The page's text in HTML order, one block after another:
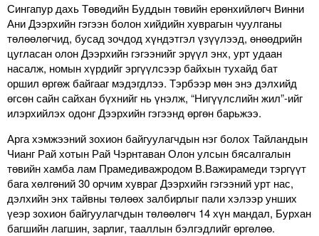
Сингапур дахь Төвөдийн Буддын төвийн ерөнхийлөгч Винни
Ани Дээрхийн гэгээн болон хийдийн хуврагын чуулганы
төлөөлөгчид, бусад зочдод хүндэтгэл үзүүлээд, өнөөдрийн
цугласан олон Дээрхийн гэгээнийг эрүүл энх, урт удаан
насалж, номын хүрдийг эргүүлсээр байхын тухайд бат
оршил өргөж байгааг мэдэгдлээ. Тэрбээр мөн энэ дэлхийд
өгсөн сайн сайхан бүхнийг нь үнэлж, “Нигүүлслийн жил”-ийг
илэрхийлэх одонг Дээрхийн гэгээнд өргөн барьжээ.
Арга хэмжээний зохион байгуулагчдын нэг болох Тайландын
Чианг Рай хотын Рай Чэрнтаван Олон улсын бясалгалын
төвийн хамба лам Прамедиважродом В.Важирамеди тэргүүт
бага хөлгөний 30 орчим хувраг Дээрхийн гэгээний урт нас,
дэлхийн энх тайвны төлөөх залбирлыг пали хэлээр унших
үеэр зохион байгуулагчдын төлөөлөгч 14 хүн мандал, Бурхан
багшийн лагшин, зарлиг, тааллын бэлгэдлийг өргөлөө.